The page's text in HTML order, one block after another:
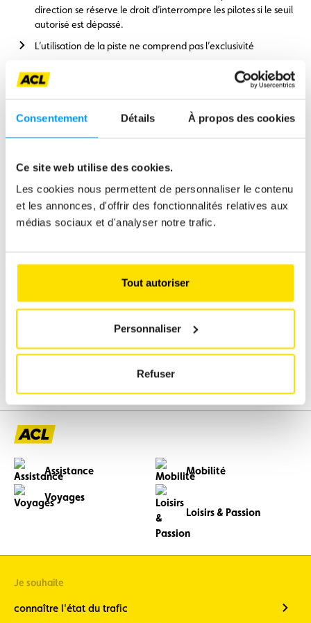
Consentement Détails À propos des cookies
Ce site web utilise des cookies.
Les cookies nous permettent de personnaliser le contenu
et les annonces, d'offrir des fonctionnalités relatives aux
médias sociaux et d'analyser notre trafic.
Tout autoriser
Personnaliser
Refuser
direction se réserve le droit d’interrompre les pilotes si le seuil
autorisé est dépassé.
L’utilisation de la piste ne comprend pas l’exclusivité
Obligation est faite d’être en possession d’un certificat à jour
d’une compagnie d’assurance couvrant le pilote en termes
(consultez le plan de réservation)
Entre 12h00 et 14h00 l’utilisations de la piste est limitée au
karts de la catégorie « MINI »
Horaires :
Lundi de 12h00 – 14h00 uniquement catégorie « MINI »
Nombre minimal de participants : 12 personnes pour les
samedis et 7 personnes pour les lundis. Le cas où ce nombre
Assistance Mobilité
Voyages
Loisirs & Passion
Je souhaite
connaître l'état du trafic